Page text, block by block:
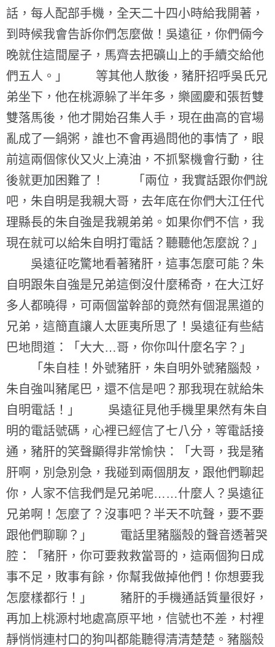
話，每人配部手機，全天二十四小時給我開著，
到時候我會告訴你們怎麼做！吳遠征，你們倆今
晚就住這間屋子，馬齊去把礦山上的手續交給他
們五人。」 等其他人散後，豬肝招呼吳氏兄
弟坐下，他在桃源躲了半年多，樂國慶和張哲雙
雙落馬後，他才開始召集人手，現在曲高的官場
亂成了一鍋粥，誰也不會再過問他的事情了，眼
前這兩個傢伙又火上澆油，不抓緊機會行動，往
後就更加困難了！ 「兩位，我實話跟你們說
吧，朱自明是我親大哥，去年底在你們大江任代
理縣長的朱自強是我親弟弟。如果你們不信，我
現在就可以給朱自明打電話？聽聽他怎麼說？」
吳遠征吃驚地看著豬肝，這事怎麼可能？朱
自明跟朱自強是兄弟這倒沒什麼稀奇，在大江好
多人都曉得，可兩個當幹部的竟然有個混黑道的
兄弟，這簡直讓人太匪夷所思了！吳遠征有些結
巴地問道：「大大…哥，你你叫什麼名字？」
「朱自桂！外號豬肝，朱自明外號豬腦殼，
朱自強叫豬尾巴，還不信是吧？那我現在就給朱
自明電話！」 吳遠征見他手機里果然有朱自
明的電話號碼，心裡已經信了七八分，等電話接
通，豬肝的笑聲顯得非常愉快：「大哥，我是豬
肝啊，別急別急，我碰到兩個朋友，跟他們聊起
你，人家不信我們是兄弟呢……什麼人？吳遠征
兄弟啊！怎麼了？沒事吧？半天不吭聲，要不要
跟他們聊聊？」 電話里豬腦殼的聲音透著哭
腔：「豬肝，你可要救救當哥的，這兩個狗日成
事不足，敗事有餘，你幫我做掉他們！你想要我
怎麼樣都行！」 豬肝的手機通話質量很好，
再加上桃源村地處高原平地，信號也不差，村裡
靜悄悄連村口的狗叫都能聽得清清楚楚。豬腦殼